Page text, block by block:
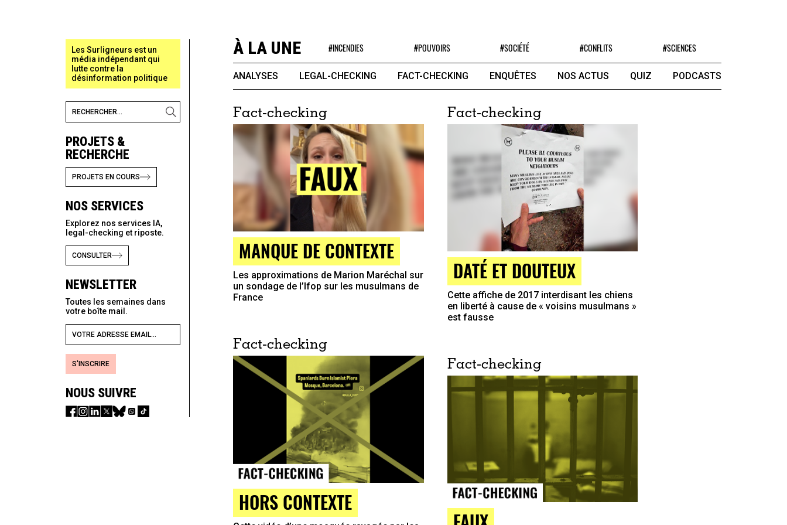
Les Surligneurs est un
média indépendant qui
lutte contre la
désinformation politique
PROJETS &
RECHERCHE
PROJETS EN COURS
NOS SERVICES
Explorez nos services IA,
legal-checking et riposte.
CONSULTER
NEWSLETTER
Toutes les semaines dans
votre boîte mail.
S'INSCRIRE
NOUS SUIVRE
À LA UNE #INCENDIES #POUVOIRS #SOCIÉTÉ #CONFLITS #SCIENCES
ANALYSES LEGAL-CHECKING FACT-CHECKING ENQUÊTES NOS ACTUS QUIZ PODCASTS
Fact-checking
MANQUE DE CONTEXTE
Les approximations de Marion Maréchal sur
un sondage de l’Ifop sur les musulmans de
France
Fact-checking
DATÉ ET DOUTEUX
Cette affiche de 2017 interdisant les chiens
en liberté à cause de « voisins musulmans »
est fausse
Fact-checking
HORS CONTEXTE
Fact-checking